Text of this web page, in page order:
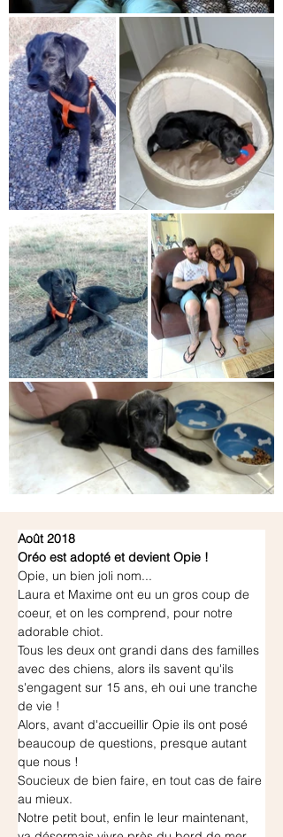
Août 2018
Oréo est adopté et devient Opie !
Opie, un bien joli nom...
Laura et Maxime ont eu un gros coup de
coeur, et on les comprend, pour notre
adorable chiot.
Tous les deux ont grandi dans des familles
avec des chiens, alors ils savent qu'ils
s'engagent sur 15 ans, eh oui une tranche
de vie !
Alors, avant d'accueillir Opie ils ont posé
beaucoup de questions, presque autant
que nous !
Soucieux de bien faire, en tout cas de faire
au mieux.
Notre petit bout, enfin le leur maintenant,